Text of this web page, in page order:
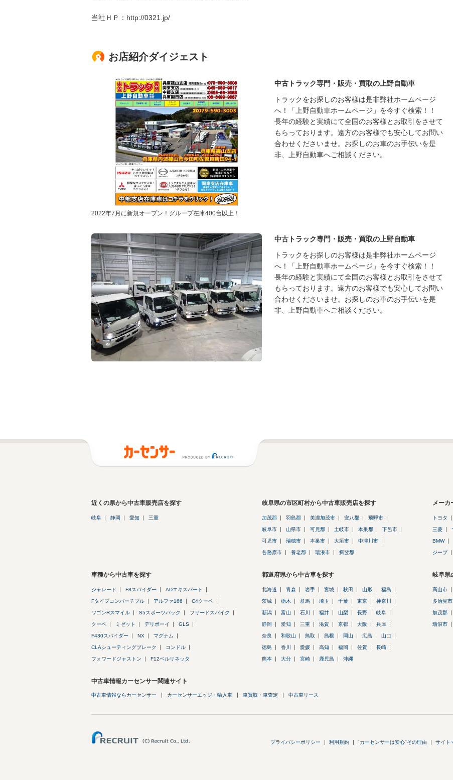
当社ＨＰ：http://0321.jp/
お店紹介ダイジェスト
2022年7月に新規オープン！グループ在庫400台以上！
中古トラック専門・販売・買取の上野自動車
トラックをお探しのお客様は是非弊社ホームページ
へ！「上野自動車ホームページ」を今すぐ検索！！
長年の経験と実績にて全国のお客様とお取引をさせて
もらっております。遠方のお客様でも安心してお問い
合わせくださいませ。お探しのお車のお手伝いを是
非、上野自動車へご相談ください。
中古トラック専門・販売・買取の上野自動車
トラックをお探しのお客様は是非弊社ホームページ
へ！「上野自動車ホームページ」を今すぐ検索！！
長年の経験と実績にて全国のお客様とお取引をさせて
もらっております。遠方のお客様でも安心してお問い
合わせくださいませ。お探しのお車のお手伝いを是
非、上野自動車へご相談ください。
近くの県から中古車販売店を探す
岐阜 静岡 愛知 三重
岐阜県の市区町村から中古車販売店を探す
加茂郡 羽島郡 美濃加茂市 安八郡 飛騨市
岐阜市 山県市 可児郡 土岐市 本巣郡 下呂市
可児市 瑞穂市 本巣市 大垣市 中津川市
各務原市 養老郡 瑞浪市 揖斐郡
メーカ
トヨタ
三菱
BMW
ジープ
車種から中古車を探す
シャレード F8スパイダー ADエキスパート
Fタイプコンバーチブル アルファ166 C4クーペ
ワゴンRスマイル S5スポーツバック フリードスパイク
クーペ ミゼット デリボーイ GLS
F430スパイダー NX マグナム
CLAシューティングブレーク コンドル
フォワードジャストン F12ベルリネッタ
都道府県から中古車を探す
北海道 青森 岩手 宮城 秋田 山形 福島
茨城 栃木 群馬 埼玉 千葉 東京 神奈川
新潟 富山 石川 福井 山梨 長野 岐阜
静岡 愛知 三重 滋賀 京都 大阪 兵庫
奈良 和歌山 鳥取 島根 岡山 広島 山口
徳島 香川 愛媛 高知 福岡 佐賀 長崎
熊本 大分 宮崎 鹿児島 沖縄
岐阜県
高山市
多治見市
加茂郡
瑞浪市
中古車情報カーセンサー関連サイト
中古車情報ならカーセンサー カーセンサーエッジ・輸入車 車買取・車査定 中古車リース
プライバシーポリシー 利用規約 "カーセンサーは安心"その理由 サイト